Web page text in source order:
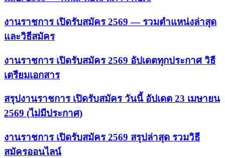
งานราชการ เปิดรับสมัคร 2569 — รวมตำแหน่งล่าสุด
และวิธีสมัคร
งานราชการ เปิดรับสมัคร 2569 อัปเดตทุกประกาศ วิธี
เตรียมเอกสาร
สรุปงานราชการ เปิดรับสมัคร วันนี้ อัปเดต 23 เมษายน
2569 (ไม่มีประกาศ)
งานราชการ เปิดรับสมัคร 2569 สรุปล่าสุด รวมวิธี
สมัครออนไลน์